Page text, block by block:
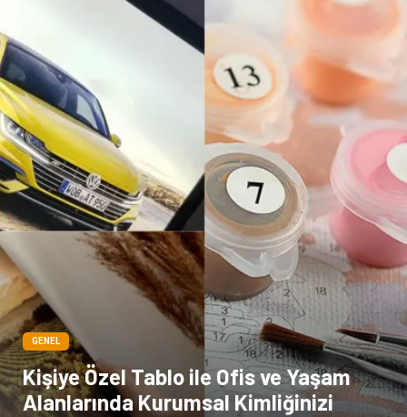
Bebek Giyim Dernekler ve Birlikler
çiçek İnternet
Tarım & Hayvancılık Endüstriyel Ürünler
GENEL
Kişiye Özel Tablo ile Ofis ve Yaşam
Alanlarında Kurumsal Kimliğinizi